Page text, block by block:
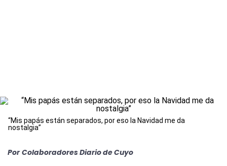
“Mis papás están separados, por eso la Navidad me da
nostalgia”
Por Colaboradores Diario de Cuyo